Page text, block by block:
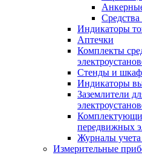
Индикаторы
Аптечки
Комплекты
Стенды и
Индикаторы
Заземлители
передвижных
Журналы учета
Измерительные